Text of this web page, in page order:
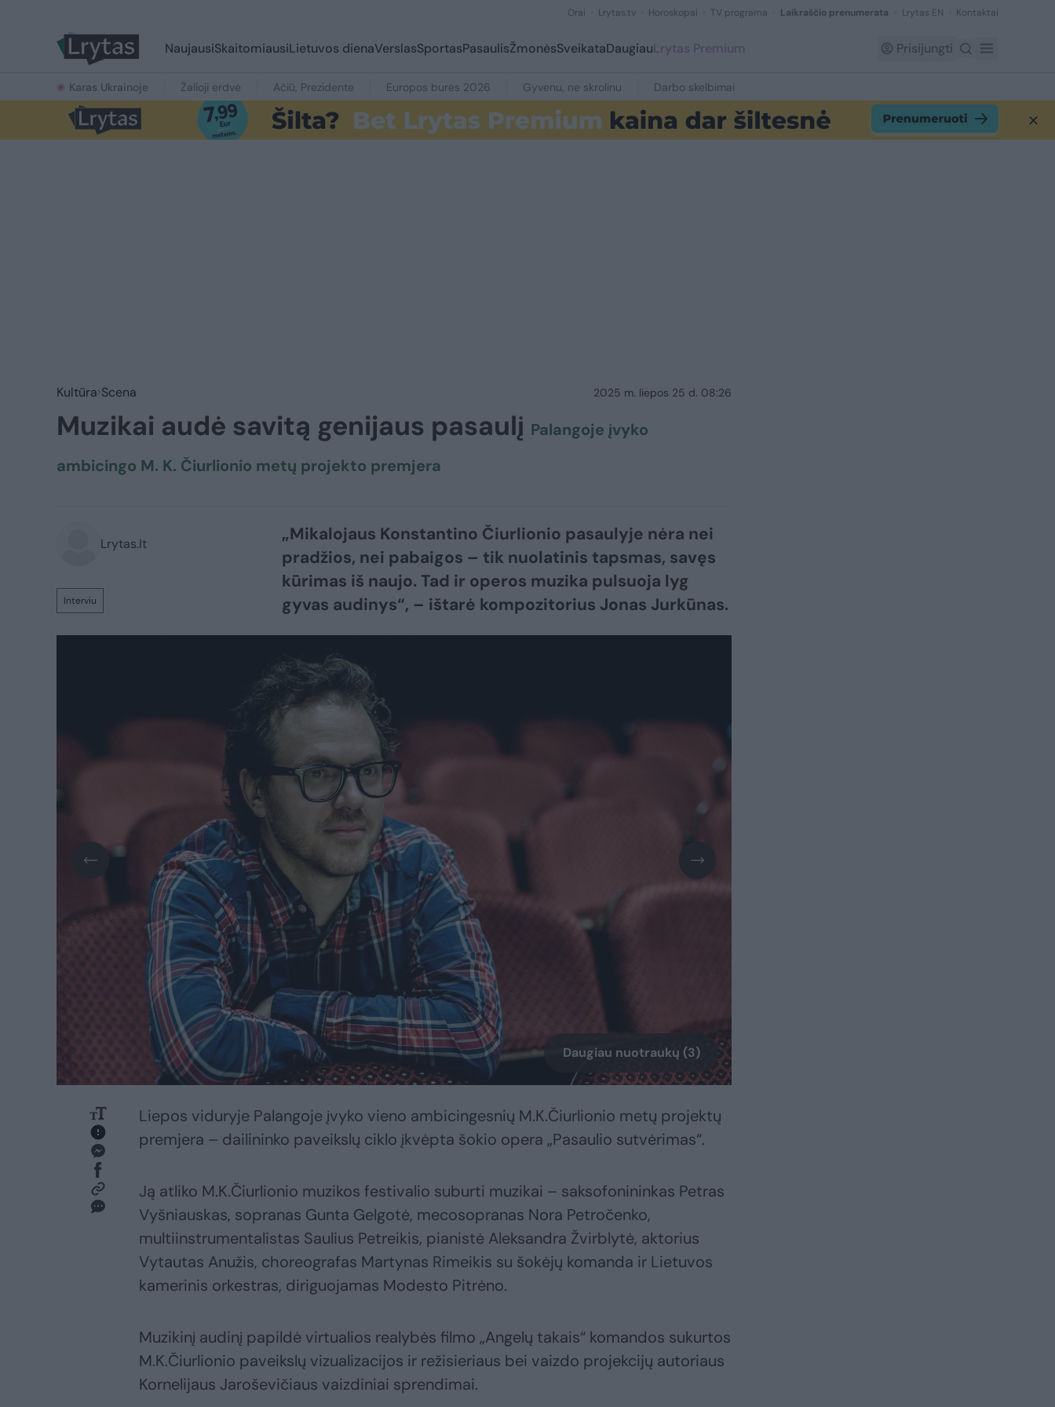
Orai Lrytas.tv Horoskopai TV programa Laikraščio prenumerata Lrytas EN Kontaktai
NaujausiSkaitomiausiLietuvos dienaVerslasSportasPasaulisŽmonėsSveikataDaugiauLrytas Premium Prisijungti
Karas Ukrainoje Žalioji erdvė Ačiū, Prezidente Europos burės 2026 Gyvenu, ne skrolinu Darbo skelbimai
Kultūra Scena 2025 m. liepos 25 d. 08:26
Muzikai audė savitą genijaus pasaulį Palangoje įvyko
ambicingo M. K. Čiurlionio metų projekto premjera
Lrytas.lt
Interviu
„Mikalojaus Konstantino Čiurlionio pasaulyje nėra nei
pradžios, nei pabaigos – tik nuolatinis tapsmas, savęs
kūrimas iš naujo. Tad ir operos muzika pulsuoja lyg
gyvas audinys“, – ištarė kompozitorius Jonas Jurkūnas.
Daugiau nuotraukų (3)
Liepos viduryje Palangoje įvyko vieno ambicingesnių M.K.Čiurlionio metų projektų
premjera – dailininko paveikslų ciklo įkvėpta šokio opera „Pasaulio sutvėrimas“.
Ją atliko M.K.Čiurlionio muzikos festivalio suburti muzikai – saksofonininkas Petras
Vyšniauskas, sopranas Gunta Gelgotė, mecosopranas Nora Petročenko,
multiinstrumentalistas Saulius Petreikis, pianistė Aleksandra Žvirblytė, aktorius
Vytautas Anužis, choreografas Martynas Rimeikis su šokėjų komanda ir Lietuvos
kamerinis orkestras, diriguojamas Modesto Pitrėno.
Muzikinį audinį papildė virtualios realybės filmo „Angelų takais“ komandos sukurtos
M.K.Čiurlionio paveikslų vizualizacijos ir režisieriaus bei vaizdo projekcijų autoriaus
Kornelijaus Jaroševičiaus vaizdiniai sprendimai.